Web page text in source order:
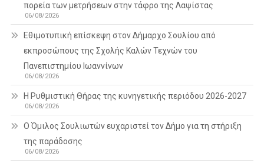
πορεία των μετρήσεων στην τάφρο της Λαψίστας
06/08/2026
Εθιμοτυπική επίσκεψη στον Δήμαρχο Σουλίου από
εκπροσώπους της Σχολής Καλών Τεχνών του
Πανεπιστημίου Ιωαννίνων
06/08/2026
Η Ρυθμιστική Θήρας της κυνηγετικής περιόδου 2026-2027
06/08/2026
Ο Όμιλος Σουλιωτών ευχαριστεί τον Δήμο για τη στήριξη
της παράδοσης
06/08/2026